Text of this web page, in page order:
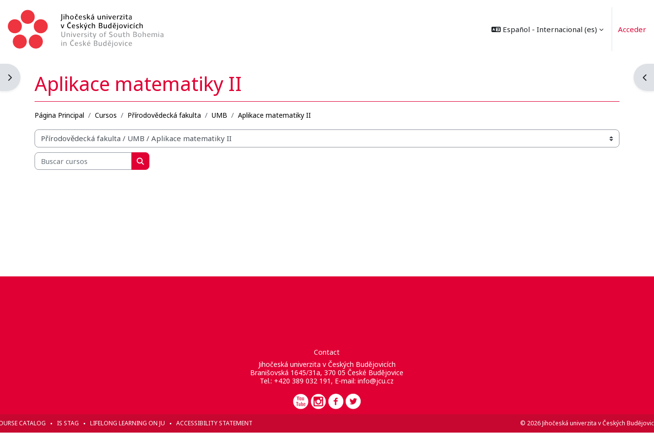
Español - Internacional ‎(es)‎ Acceder
Abrir cajón de bloques
Aplikace matematiky II
Página Principal Cursos Přírodovědecká fakulta UMB Aplikace matematiky II
Categorías
Buscar cursos
Buscar cursos
Contact
Jihočeská univerzita v Českých Budějovicích
Branišovská 1645/31a, 370 05 České Budějovice
Tel.: +420 389 032 191, E-mail: info@jcu.cz
CATALOG IS STAG LIFELONG LEARNING ON JU ACCESSIBILITY STATEMENT © 2026 Jihočeská univerzita v Českých